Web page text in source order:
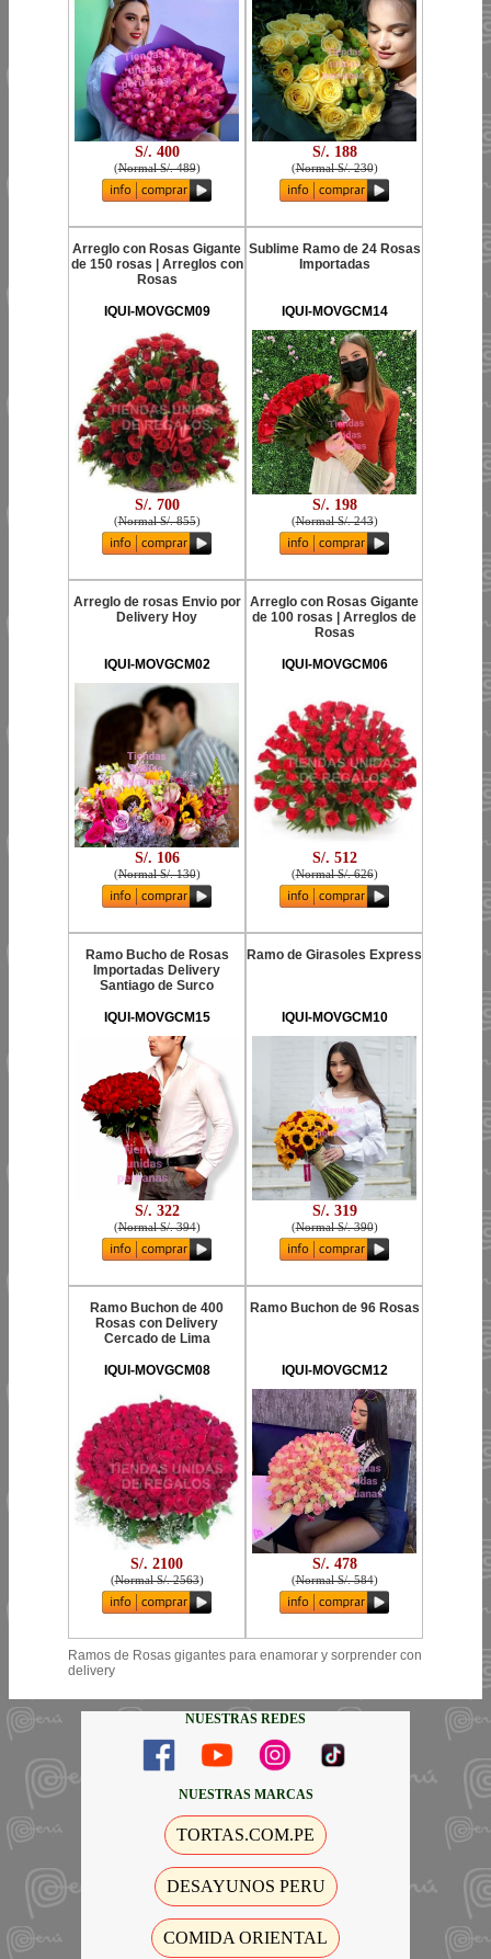
S/. 400
(Normal S/. 489)
S/. 188
(Normal S/. 230)
Arreglo con Rosas Gigante
de 150 rosas | Arreglos con
Rosas
IQUI-MOVGCM09
S/. 700
(Normal S/. 855)
Sublime Ramo de 24 Rosas
Importadas
IQUI-MOVGCM14
S/. 198
(Normal S/. 243)
Arreglo de rosas Envio por
Delivery Hoy
IQUI-MOVGCM02
S/. 106
(Normal S/. 130)
Arreglo con Rosas Gigante
de 100 rosas | Arreglos de
Rosas
IQUI-MOVGCM06
S/. 512
(Normal S/. 626)
Ramo Bucho de Rosas
Importadas Delivery
Santiago de Surco
IQUI-MOVGCM15
S/. 322
(Normal S/. 394)
Ramo de Girasoles Express
IQUI-MOVGCM10
S/. 319
(Normal S/. 390)
Ramo Buchon de 400
Rosas con Delivery
Cercado de Lima
IQUI-MOVGCM08
S/. 2100
(Normal S/. 2563)
Ramo Buchon de 96 Rosas
IQUI-MOVGCM12
S/. 478
(Normal S/. 584)
Ramos de Rosas gigantes para enamorar y sorprender con
delivery
NUESTRAS REDES
NUESTRAS MARCAS
TORTAS.COM.PE
DESAYUNOS PERU
COMIDA ORIENTAL